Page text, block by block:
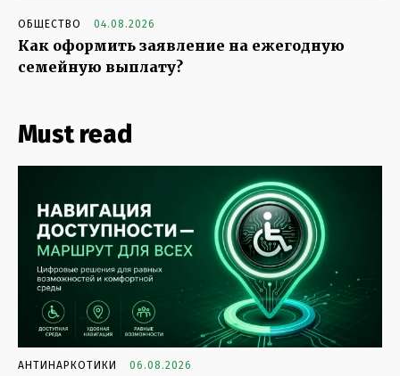
ОБЩЕСТВО 04.08.2026
Как оформить заявление на ежегодную
семейную выплату?
Must read
АНТИНАРКОТИКИ 06.08.2026